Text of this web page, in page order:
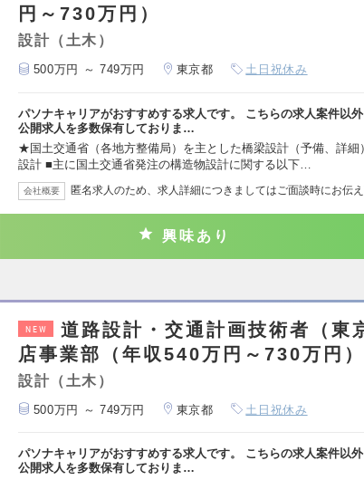
円～730万円）
設計（土木）
500万円 ～ 749万円 東京都 土日祝休み
パソナキャリアがおすすめする求人です。 こちらの求人案件以
公開求人を多数保有しておりま…
★国土交通省（各地方整備局）を主とした橋梁設計（予備、詳細
設計 ■主に国土交通省発注の構造物設計に関する以下…
会社概要 匿名求人のため、求人詳細につきましてはご面談時にお伝え
興味あり
NEW
道路設計・交通計画技術者（東
店事業部（年収540万円～730万円）
設計（土木）
500万円 ～ 749万円 東京都 土日祝休み
パソナキャリアがおすすめする求人です。 こちらの求人案件以
公開求人を多数保有しておりま…